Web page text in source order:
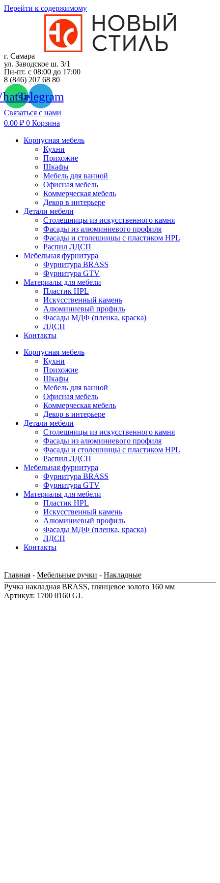
Перейти к содержимому
г. Самара
ул. Заводское ш. 3/1
Пн-пт. с 08:00 до 17:00
8 (846) 207 68 80
Telegram
Связаться с нами
0.00 ₽ 0 Корзина
Корпусная мебель
Кухни
Прихожие
Шкафы
Мебель для ванной
Офисная мебель
Коммерческая мебель
Декор в интерьере
Детали мебели
Столешницы из искусственного камня
Фасады из алюминиевого профиля
Фасады и столешницы с пластиком HPL
Распил ЛДСП
Мебельная фурнитура
Фурнитура BRASS
Фурнитура GTV
Материалы для мебели
Пластик HPL
Искусственный камень
Алюминиевый профиль
Фасады МДФ (пленка, краска)
ЛДСП
Контакты
Корпусная мебель
Кухни
Прихожие
Шкафы
Мебель для ванной
Офисная мебель
Коммерческая мебель
Декор в интерьере
Детали мебели
Столешницы из искусственного камня
Фасады из алюминиевого профиля
Фасады и столешницы с пластиком HPL
Распил ЛДСП
Мебельная фурнитура
Фурнитура BRASS
Фурнитура GTV
Материалы для мебели
Пластик HPL
Искусственный камень
Алюминиевый профиль
Фасады МДФ (пленка, краска)
ЛДСП
Контакты
Главная - Мебельные ручки - Накладные
Ручка накладная BRASS, глянцевое золото 160 мм
Артикул: 1700 0160 GL